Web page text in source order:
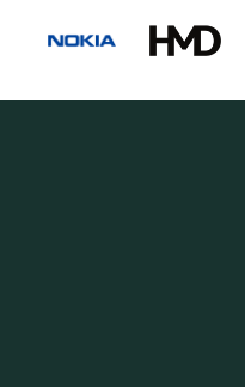
IPHONE 16 PRO MAX